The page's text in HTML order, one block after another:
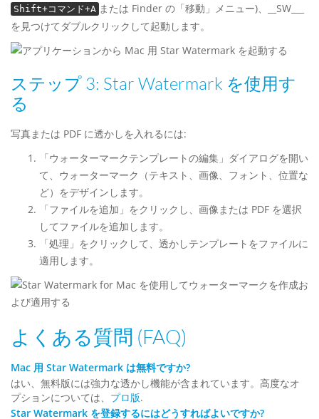
Shift+コマンド+A または Finder の「移動」メニュー)、__SW___
を見つけてダブルクリックして起動します。
ステップ 3: Star Watermark を使用す
る
写真または PDF に透かしを入れるには:
「ウォーターマークテンプレートの編集」ダイアログを開い
て、ウォーターマーク（テキスト、画像、フォント、位置な
ど）をデザインします。
「ファイルを追加」をクリックし、画像または PDF を選択
してファイルを追加します。
「処理」をクリックして、透かしテンプレートをファイルに
適用します。
よくある質問 (FAQ)
Mac 用 Star Watermark は無料ですか?
はい、無料版には強力な透かし機能が含まれています。高度なオ
プションについては、 プロ版.
Star Watermark を登録するにはどうすればよいですか?